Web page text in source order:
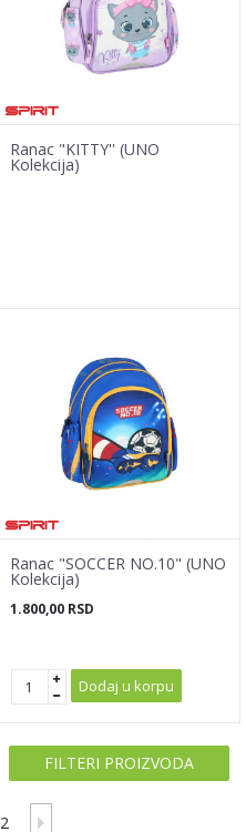
Ranac "KITTY'' (UNO
Kolekcija)
Ranac "SOCCER NO.10" (UNO
Kolekcija)
1.800,00 RSD
Dodaj u korpu
FILTERI PROIZVODA
2